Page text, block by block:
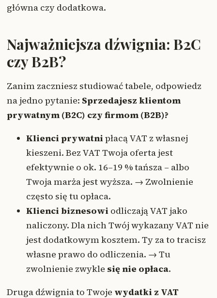
główna czy dodatkowa.
Najważniejsza dźwignia: B2C
czy B2B?
Zanim zaczniesz studiować tabele, odpowiedz
na jedno pytanie: Sprzedajesz klientom
prywatnym (B2C) czy firmom (B2B)?
Klienci prywatnipłacą VAT z własnej
kieszeni. Bez VAT Twoja oferta jest
efektywnie o ok. 16–19 % tańsza – albo
Twoja marża jest wyższa. → Zwolnienie
często się tu opłaca.
Klienci biznesowi odliczają VAT jako
naliczony. Dla nich Twój wykazany VAT nie
jest dodatkowym kosztem. Ty za to tracisz
własne prawo do odliczenia. → Tu
zwolnienie zwykle się nie opłaca.
Druga dźwignia to Twoje wydatki z VAT